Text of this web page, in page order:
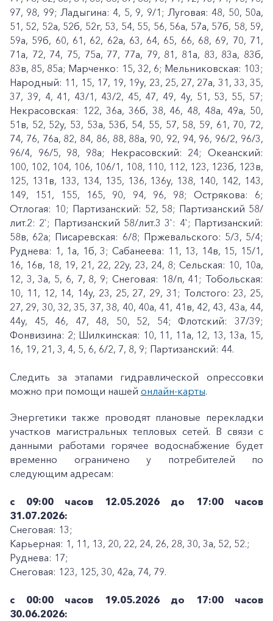
97, 98, 99; Ладыгина: 4, 5, 9, 9/1; Луговая: 48, 50, 50а,
51, 52, 52а, 52б, 52г, 53, 54, 55, 56, 56а, 57а, 57б, 58, 59,
59а, 59б, 60, 61, 62, 62а, 63, 64, 65, 66, 68, 69, 70, 71,
71а, 72, 74, 75, 75а, 77, 77а, 79, 81, 81а, 83, 83а, 83б,
83в, 85, 85а; Марченко: 15, 32, 6; Мельниковская: 103;
Народный: 11, 15, 17, 19, 19у, 23, 25, 27, 27а, 31, 33, 35,
37, 39, 4, 41, 43/1, 43/2, 45, 47, 49, 4у, 51, 53, 55, 57;
Некрасовская: 122, 36а, 36б, 38, 46, 48, 48а, 49а, 50,
51в, 52, 52у, 53, 53а, 53б, 54, 55, 57, 58, 59, 61, 70, 72,
74, 76, 76а, 82, 84, 86, 88, 88а, 90, 92, 94, 96, 96/2, 96/3,
96/4, 96/5, 98, 98а; Некрасовский: 24; Океанский:
100, 102, 104, 106, 106/1, 108, 110, 112, 123, 123б, 123в,
125, 131в, 133, 134, 135, 136, 136у, 138, 140, 142, 143,
149, 151, 155, 165, 90, 94, 96, 98; Острякова: 6;
Отлогая: 10; Партизанский: 52, 58; Партизанский 58/
лит.2: 2`; Партизанский 58/лит.3 3`: 4`; Партизанский:
58в, 62а; Писаревская: 6/8; Пржевальского: 5/3, 5/4;
Руднева: 1, 1а, 1б, 3; Сабанеева: 11, 13, 14в, 15, 15/1,
16, 16в, 18, 19, 21, 22, 22у, 23, 24, 8; Сельская: 10, 10а,
12, 3, 3а, 5, 6, 7, 8, 9; Снеговая: 18/п, 41; Тобольская:
10, 11, 12, 14, 14у, 23, 25, 27, 29, 31; Толстого: 23, 25,
27, 29, 30, 32, 35, 37, 38, 40, 40а, 41, 41в, 42, 43, 43а, 44,
44у, 45, 46, 47, 48, 50, 52, 54; Флотский: 37/39;
Фонвизина: 2; Шилкинская: 10, 11, 11а, 12, 13, 13а, 15,
16, 19, 21, 3, 4, 5, 6, 6/2, 7, 8, 9; Партизанский: 44.
Следить за этапами гидравлической опрессовки
можно при помощи нашей онлайн-карты.
Энергетики также проводят плановые перекладки
участков магистральных тепловых сетей. В связи с
данными работами горячее водоснабжение будет
временно ограничено у потребителей по
следующим адресам:
с 09:00 часов 12.05.2026 до 17:00 часов
31.07.2026:
Снеговая: 13;
Карьерная: 1, 11, 13, 20, 22, 24, 26, 28, 30, 3а, 52, 52.;
Руднева: 17;
Снеговая: 123, 125, 30, 42а, 74, 79.
с 00:00 часов 19.05.2026 до 17:00 часов
30.06.2026: